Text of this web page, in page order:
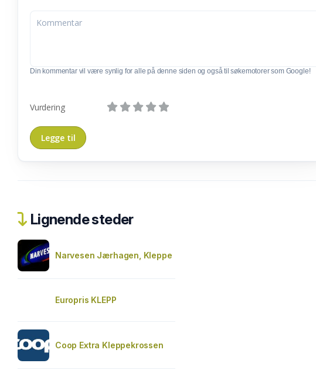
Din kommentar vil være synlig for alle på denne siden og også til søkemotorer som Google!
Vurdering
Lignende steder
Narvesen Jærhagen, Kleppe
Europris KLEPP
Coop Extra Kleppekrossen